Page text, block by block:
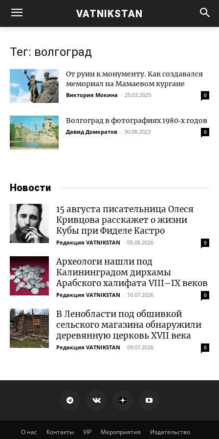
VATNIKSTAN
Тег: волгоград
От руин к монументу. Как создавался
мемориал на Мамаевом кургане
Виктория Мокина - 25.03.2025 0
Волгоград в фотографиях 1980‑х годов
Давид Домкратов - 30.08.2023 0
Новости
15 августа писательница Олеся
Кривцова расскажет о жизни
Кубы при Фиделе Кастро
Редакция VATNIKSTAN - 05.08.2026 0
Археологи нашли под
Калининградом дирхамы
Арабского халифата VIII–IX веков
Редакция VATNIKSTAN - 10.07.2026 0
В Ленобласти под обшивкой
сельского магазина обнаружили
деревянную церковь XVII века
Редакция VATNIKSTAN - 09.07.2026 0
О нас Контакты VIP Мероприятия
Издательство